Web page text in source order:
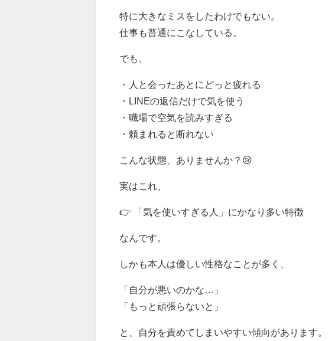
特に大きなミスをしたわけでもない。
仕事も普通にこなしている。
でも、
・人と会ったあとにどっと疲れる
・LINEの返信だけで気を使う
・職場で空気を読みすぎる
・頼まれると断れない
こんな状態、ありませんか？😢
実はこれ、
👉 「気を使いすぎる人」にかなり多い特徴
なんです。
しかも本人は優しい性格なことが多く、
「自分が悪いのかな…」
「もっと頑張らないと」
と、自分を責めてしまいやすい傾向があります。